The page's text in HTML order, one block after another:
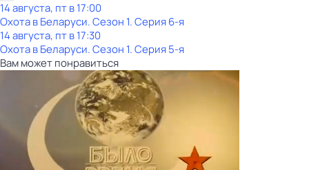
14 августа, пт в 17:00
Охота в Беларуси. Сезон 1. Серия 6-я
14 августа, пт в 17:30
Охота в Беларуси. Сезон 1. Серия 5-я
Вам может понравиться